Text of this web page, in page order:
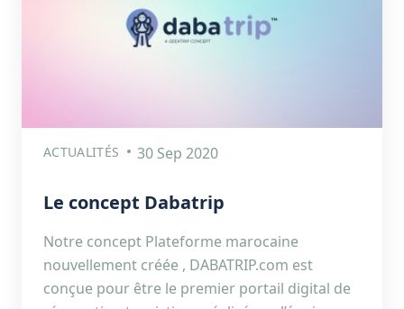
ACTUALITÉS 30 Sep 2020
Le concept Dabatrip
Notre concept Plateforme marocaine
nouvellement créée , DABATRIP.com est
conçue pour être le premier portail digital de